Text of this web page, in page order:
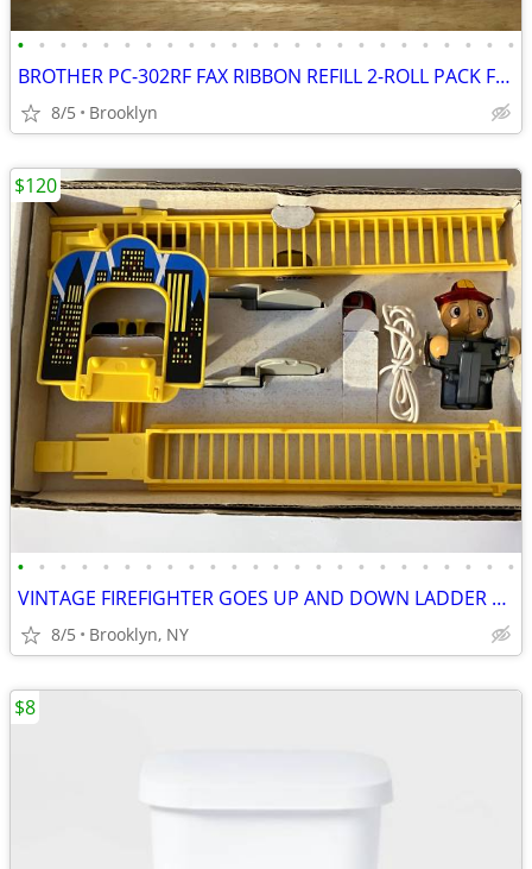
• • • • • • • • • • • • • • • • • • • • • • • •
BROTHER PC-302RF FAX RIBBON REFILL 2-ROLL PACK FOR BROTHER PLAIN PAPER
8/5 Brooklyn
• • • • • • • • • • • • • • • • • • • • • • • •
VINTAGE FIREFIGHTER GOES UP AND DOWN LADDER MAN TOY BATTERY OPERATED
8/5 Brooklyn, NY
$120
$8